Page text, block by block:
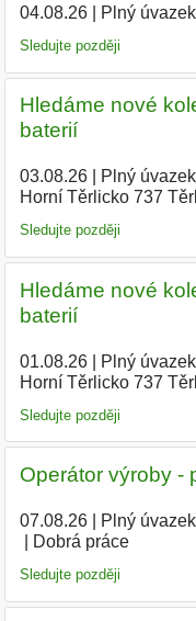
04.08.26| Plný úvazek|
Sledujte později
Hledáme nové
baterií
03.08.26| Plný úvazek|
Horní Těrlicko 737
Sledujte později
Hledáme nové
baterií
01.08.26| Plný úvazek|
Horní Těrlicko 737
Sledujte později
Operátor výroby -
07.08.26| Plný úvazek|
Dobrá práce
Sledujte později